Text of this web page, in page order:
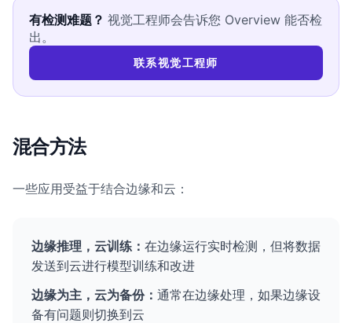
有检测难题？ 视觉工程师会告诉您 Overview 能否检
出。
联系视觉工程师
混合方法
一些应用受益于结合边缘和云：
边缘推理，云训练： 在边缘运行实时检测，但将数据
发送到云进行模型训练和改进
边缘为主，云为备份： 通常在边缘处理，如果边缘设
备有问题则切换到云